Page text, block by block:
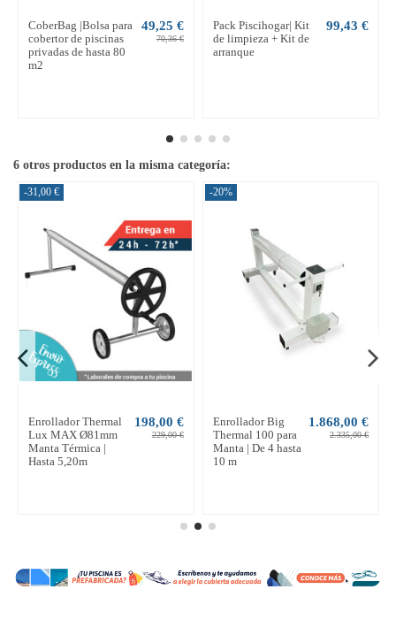
CoberBag |Bolsa para
cobertor de piscinas
privadas de hasta 80
m2
49,25 €
70,36 €
Pack Piscihogar| Kit
de limpieza + Kit de
arranque
99,43 €
6 otros productos en la misma categoría:
-31,00 €
Enrollador Thermal
Lux MAX Ø81mm
Manta Térmica |
Hasta 5,20m
198,00 €
229,00 €
-20%
Enrollador Big
Thermal 100 para
Manta | De 4 hasta
10 m
1.868,00 €
2.335,00 €